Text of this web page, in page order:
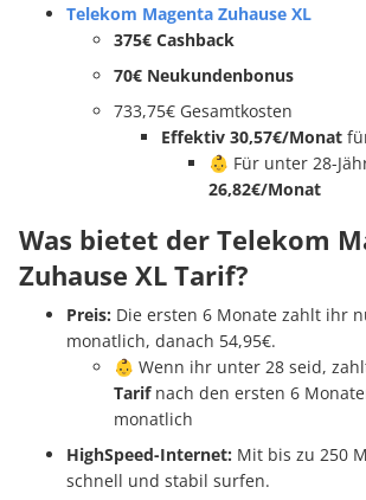
Telekom Magenta Zuhause XL
375€ Cashback
70€ Neukundenbonus
733,75€ Gesamtkosten
Effektiv 30,57€/Monat
👶 Für unter 28-
26,82€/Monat
Was bietet der Telekom
Zuhause XL Tarif?
Preis: Die ersten 6 Monate zahlt ihr
monatlich, danach 54,95€.
👶 Wenn ihr unter 28 seid,
Tarifnach den ersten 6
monatlich
HighSpeed-Internet: Mit bis zu 250
schnell und stabil surfen.